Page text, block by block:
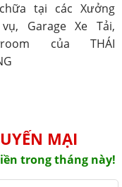
tại các Xưởng
Garage Xe Tải,
của THÁI
MẠI
trong tháng này!